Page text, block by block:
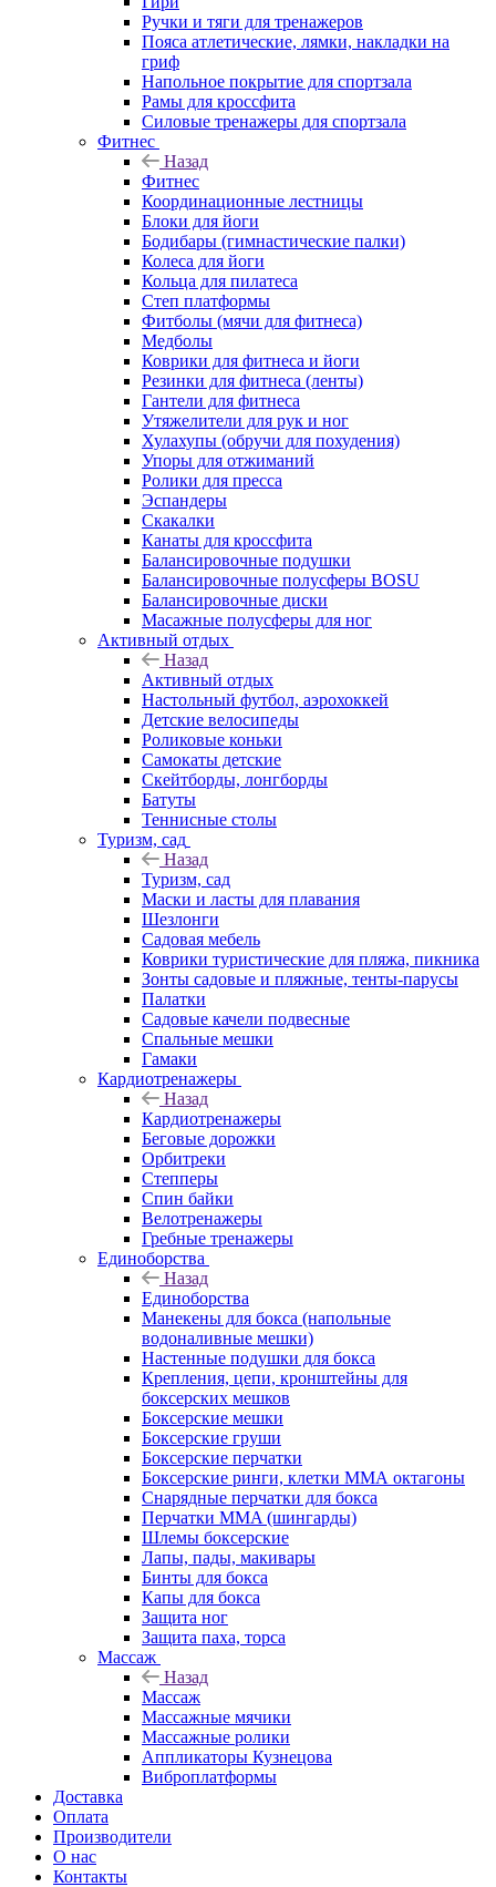
Ручки и тяги для тренажеров
Пояса атлетические, лямки, накладки на
гриф
Напольное покрытие для спортзала
Рамы для кроссфита
Силовые тренажеры для спортзала
Фитнес
Назад
Фитнес
Координационные лестницы
Блоки для йоги
Бодибары (гимнастические палки)
Колеса для йоги
Кольца для пилатеса
Степ платформы
Фитболы (мячи для фитнеса)
Медболы
Коврики для фитнеса и йоги
Резинки для фитнеса (ленты)
Гантели для фитнеса
Утяжелители для рук и ног
Хулахупы (обручи для похудения)
Упоры для отжиманий
Ролики для пресса
Эспандеры
Скакалки
Канаты для кроссфита
Балансировочные подушки
Балансировочные полусферы BOSU
Балансировочные диски
Масажные полусферы для ног
Активный отдых
Назад
Активный отдых
Настольный футбол, аэрохоккей
Детские велосипеды
Роликовые коньки
Самокаты детские
Скейтборды, лонгборды
Батуты
Теннисные столы
Туризм, сад
Назад
Туризм, сад
Маски и ласты для плавания
Шезлонги
Садовая мебель
Коврики туристические для пляжа, пикника
Зонты садовые и пляжные, тенты-парусы
Палатки
Садовые качели подвесные
Спальные мешки
Гамаки
Кардиотренажеры
Назад
Кардиотренажеры
Беговые дорожки
Орбитреки
Степперы
Спин байки
Велотренажеры
Гребные тренажеры
Единоборства
Назад
Единоборства
Манекены для бокса (напольные
водоналивные мешки)
Настенные подушки для бокса
Крепления, цепи, кронштейны для
боксерских мешков
Боксерские мешки
Боксерские груши
Боксерские перчатки
Боксерские ринги, клетки ММА октагоны
Снарядные перчатки для бокса
Перчатки MMA (шингарды)
Шлемы боксерские
Лапы, пады, макивары
Бинты для бокса
Капы для бокса
Защита ног
Защита паха, торса
Массаж
Назад
Массаж
Массажные мячики
Массажные ролики
Аппликаторы Кузнецова
Виброплатформы
Доставка
Оплата
Производители
О нас
Контакты